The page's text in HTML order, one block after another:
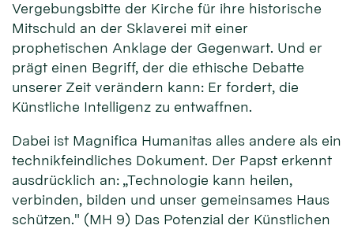
Vergebungsbitte der Kirche für ihre historische
Mitschuld an der Sklaverei mit einer
prophetischen Anklage der Gegenwart. Und er
prägt einen Begriff, der die ethische Debatte
unserer Zeit verändern kann: Er fordert, die
Künstliche Intelligenz zu entwaffnen.
Dabei ist Magnifica Humanitas alles andere als ein
technikfeindliches Dokument. Der Papst erkennt
ausdrücklich an: „Technologie kann heilen,
verbinden, bilden und unser gemeinsames Haus
schützen." (MH 9) Das Potenzial der Künstlichen